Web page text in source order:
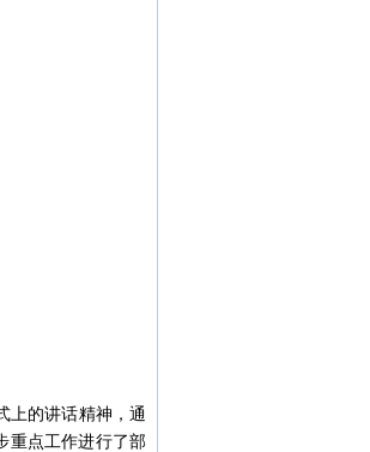
上的讲话精神，通
重点工作进行了部